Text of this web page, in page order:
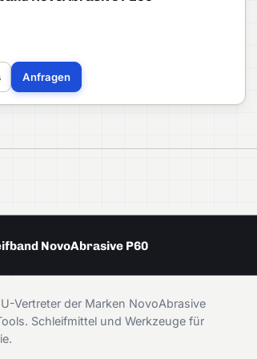
Anfragen
NovoAbrasive P60
Vertreter der Marken NovoAbrasive
Schleifmittel und Werkzeuge für